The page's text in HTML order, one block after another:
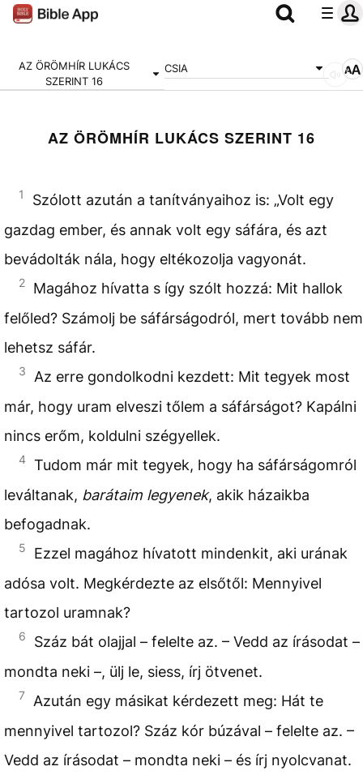
AZ ÖRÖMHÍR LUKÁCS
SZERINT 16
CSIA
AZ ÖRÖMHÍR LUKÁCS SZERINT 16
1
Szólott azután a tanítványaihoz is: „Volt egy
gazdag ember, és annak volt egy sáfára, és azt
bevádolták nála, hogy eltékozolja vagyonát.
2
Magához hívatta s így szólt hozzá: Mit hallok
felőled? Számolj be sáfárságodról, mert tovább nem
lehetsz sáfár.
3
Az erre gondolkodni kezdett: Mit tegyek most
már, hogy uram elveszi tőlem a sáfárságot? Kapálni
nincs erőm, koldulni szégyellek.
4
Tudom már mit tegyek, hogy ha sáfárságomról
leváltanak, barátaim legyenek, akik házaikba
befogadnak.
5
Ezzel magához hívatott mindenkit, aki urának
adósa volt. Megkérdezte az elsőtől: Mennyivel
tartozol uramnak?
6
Száz bát olajjal – felelte az. – Vedd az írásodat –
mondta neki –, ülj le, siess, írj ötvenet.
7
Azután egy másikat kérdezett meg: Hát te
mennyivel tartozol? Száz kór búzával – felelte az. –
Vedd az írásodat – mondta neki – és írj nyolcvanat.